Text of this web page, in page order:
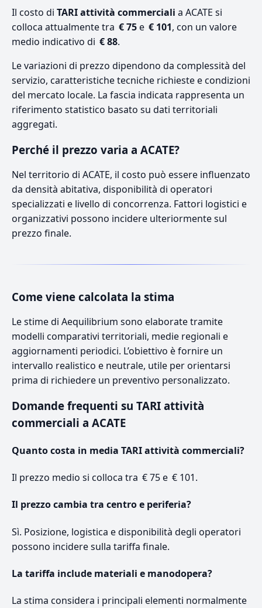
Il costo di TARI attività commerciali a ACATE si
colloca attualmente tra € 75e € 101, con un valore
medio indicativo di € 88.
Le variazioni di prezzo dipendono da complessità del
servizio, caratteristiche tecniche richieste e condizioni
del mercato locale. La fascia indicata rappresenta un
riferimento statistico basato su dati territoriali
aggregati.
Perché il prezzo varia a ACATE?
Nel territorio di ACATE, il costo può essere influenzato
da densità abitativa, disponibilità di operatori
specializzati e livello di concorrenza. Fattori logistici e
organizzativi possono incidere ulteriormente sul
prezzo finale.
Come viene calcolata la stima
Le stime di Aequilibrium sono elaborate tramite
modelli comparativi territoriali, medie regionali e
aggiornamenti periodici. L’obiettivo è fornire un
intervallo realistico e neutrale, utile per orientarsi
prima di richiedere un preventivo personalizzato.
Domande frequenti su TARI attività
commerciali a ACATE
Quanto costa in media TARI attività commerciali?
Il prezzo medio si colloca tra € 75 e € 101.
Il prezzo cambia tra centro e periferia?
Sì. Posizione, logistica e disponibilità degli operatori
possono incidere sulla tariffa finale.
La tariffa include materiali e manodopera?
La stima considera i principali elementi normalmente